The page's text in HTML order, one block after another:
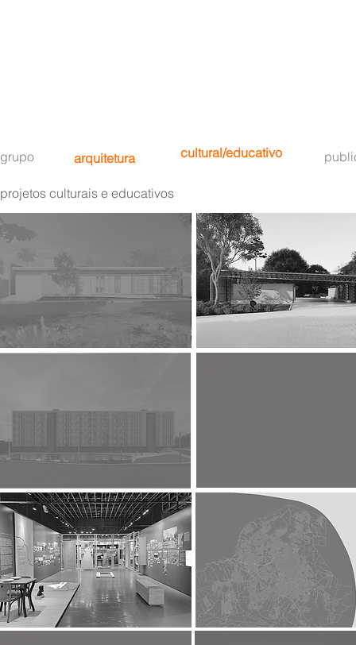
grupo arquitetura cultural/educativo
projetos culturais e educativos